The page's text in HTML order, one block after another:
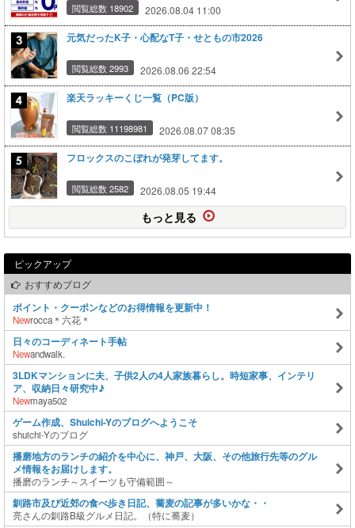
閲覧総数 18902 2026.08.04 11:00
元気だったK子・心配なT子・せともの市2026
閲覧総数 2993 2026.08.06 22:54
楽天ラッキーくじ一覧（PC版）
閲覧総数 11198981 2026.08.07 08:35
フロックスのこぼれが発芽してます。
閲覧総数 2582 2026.08.05 19:44
もっと見る
ピックアップ
おすすめブログ
ポイント・クーポンなどのお得情報を更新中！
Newrocca＊六花＊
日々のコーディネート手帖
Newandwalk.
3LDKマンションに夫、子供2人の4人家族暮らし。時短家事、インテリ
ア、収納日々研究中♪
Newmaya502
ゲーム作成、Shuichi-Yのブログへようこそ
shuichi-Yのブログ
播磨地方のランチの紹介を中心に、神戸、大阪、その他旅行先等のグル
メ情報をお届けします。
播磨のランチ～スイーツも守備範囲～
釧路市及び近郊の食べ歩き日記、蕎麦の記事が多いかな・・
亮さんの釧路B級グルメ日記。（特に蕎麦）